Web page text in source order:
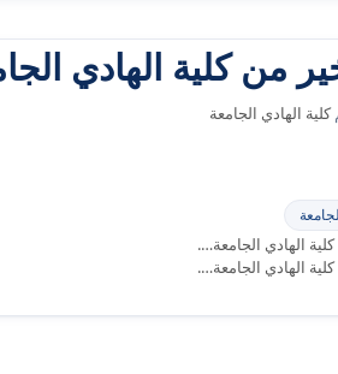
من كلية الهادي
كلية الهادي الجامعة
الهادي الجامعة….
الهادي الجامعة….